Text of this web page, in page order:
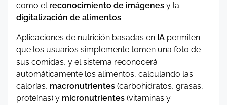
como el reconocimiento de imágenes y la
digitalización de alimentos.
Aplicaciones de nutrición basadas en IA permiten
que los usuarios simplemente tomen una foto de
sus comidas, y el sistema reconocerá
automáticamente los alimentos, calculando las
calorías, macronutrientes (carbohidratos, grasas,
proteínas) y micronutrientes (vitaminas y